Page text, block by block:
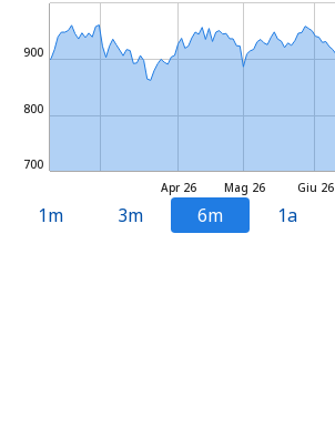
Mag 26
Apr 26 Giu 26
700
800
900
1m 3m 6m 1a